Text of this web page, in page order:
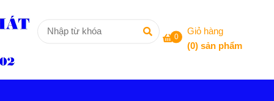
0
Giỏ hàng
(0) sản phẩm